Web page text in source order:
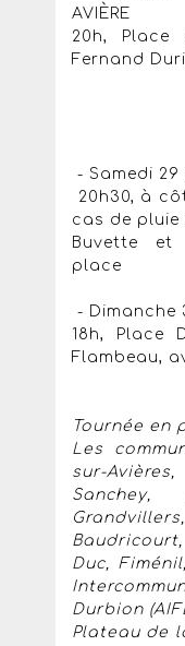
AVIÈRE
20h, Place
Fernand
- Samedi 29
20h30, à
cas de pluie
Buvette et
place
- Dimanche
18h, Place
Flambeau,
Tournée en
Les
sur-
Sanchey,
Duc,
Durbion
Plateau de